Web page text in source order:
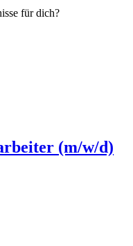
für dich?
(m/w/d)